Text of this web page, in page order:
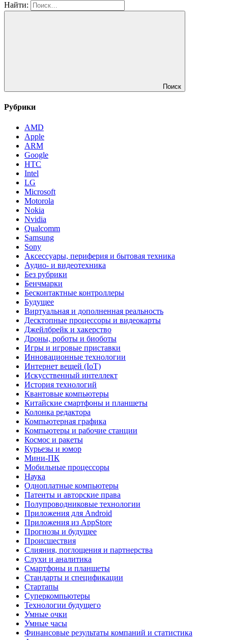
Найти:
Поиск
Рубрики
AMD
Apple
ARM
Google
HTC
Intel
LG
Microsoft
Motorola
Nokia
Nvidia
Qualcomm
Samsung
Sony
Аксессуары, периферия и бытовая техника
Аудио- и видеотехника
Без рубрики
Бенчмарки
Бесконтактные контроллеры
Будущее
Виртуальная и дополненная реальность
Десктопные процессоры и видеокарты
Джейлбрейк и хакерство
Дроны, роботы и биоботы
Игры и игровые приставки
Инновационные технологии
Интернет вещей (IoT)
Искусственный интеллект
История технологий
Квантовые компьютеры
Китайские смартфоны и планшеты
Колонка редактора
Компьютерная графика
Компьютеры и рабочие станции
Космос и ракеты
Курьезы и юмор
Мини-ПК
Мобильные процессоры
Наука
Одноплатные компьютеры
Патенты и авторские права
Полупроводниковые технологии
Приложения для Android
Приложения из AppStore
Прогнозы и будущее
Происшествия
Слияния, поглощения и партнерства
Слухи и аналитика
Смартфоны и планшеты
Стандарты и спецификации
Стартапы
Суперкомпьютеры
Технологии будущего
Умные очки
Умные часы
Финансовые результаты компаний и статистика